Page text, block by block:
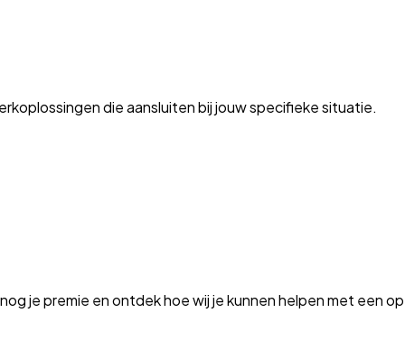
die aansluiten bij jouw specifieke situatie.
je premie en ontdek hoe wij je kunnen helpen met een op